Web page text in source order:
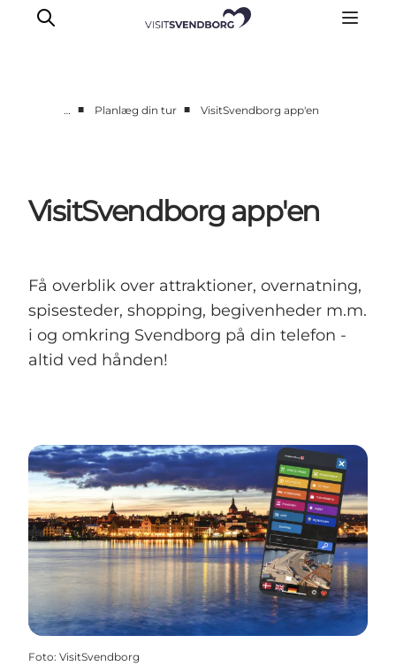
Spis og drik
handelsbyen Svendborg
Planlæg din tur
… ■ Planlæg din tur ■ VisitSvendborg app'en
VisitSvendborg app'en
Få overblik over attraktioner, overnatning,
spisesteder, shopping, begivenheder m.m.
i og omkring Svendborg på din telefon -
altid ved hånden!
Foto: VisitSvendborg